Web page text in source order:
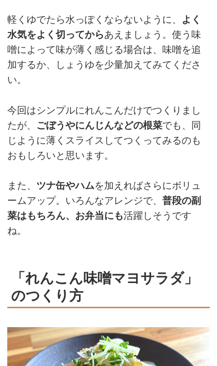
軽くゆでたら水っぽくならないように、 よく
水気をよく切ってからあえましょう。使う味
噌によって味が薄く感じる場合は、味噌を追
加するか、しょうゆを少量加えてみてくださ
い。
今回はシンプルにれんこんだけでつくりまし
たが、 ごぼうやにんじんなどの根菜でも、同
じように薄くスライスしてつくってみるのも
おもしろいと思います。
また、 ツナ缶やハムを加えればさらにボリュ
ームアップ。いろんなアレンジで、 普段の副
菜はもちろん、お弁当にも活躍しそうです
ね。
「れんこん味噌マヨサラダ」
のつくり方